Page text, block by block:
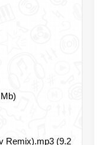
Remix).mp3 (9.2